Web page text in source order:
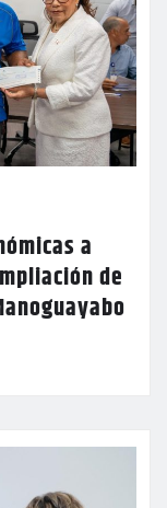
a
de